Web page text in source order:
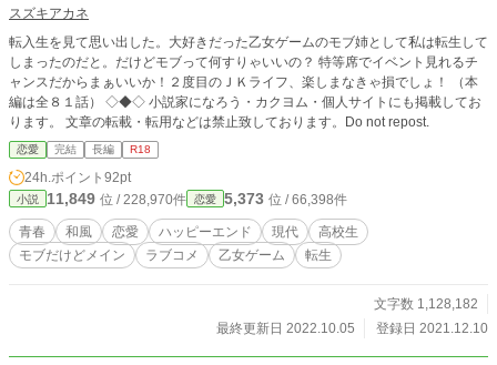
スズキアカネ
転入生を見て思い出した。大好きだった乙女ゲームのモブ姉として私は転生して
しまったのだと。だけどモブって何すりゃいいの？ 特等席でイベント見れるチ
ャンスだからまぁいいか！２度目のＪＫライフ、楽しまなきゃ損でしょ！ （本
編は全８１話） ◇◆◇ 小説家になろう・カクヨム・個人サイトにも掲載してお
ります。 文章の転載・転用などは禁止致しております。Do not repost.
恋愛 完結 長編 R18
24h.ポイント 92pt
小説 11,849 位 / 228,970件 恋愛 5,373 位 / 66,398件
青春 和風 恋愛 ハッピーエンド 現代
高校生
モブだけどメイン
ラブコメ 乙女ゲーム 転生
文字数 1,128,182
最終更新日 2022.10.05
登録日 2021.12.10